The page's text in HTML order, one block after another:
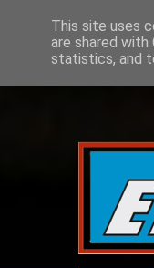
This site uses
are shared
statistics, and